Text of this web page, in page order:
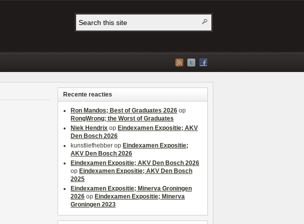
Recente reacties
Ron Mandos; Best of Graduates 2026 op
RongWrong; the Worst of Graduates
Niek Hendrix op Eindexamen Expositie; AKV
Den Bosch 2026
kunstliefhebber op Eindexamen Expositie;
AKV Den Bosch 2026
Eindexamen Expositie; AKV Den Bosch 2026
op Eindexamen Expositie; AKV Den Bosch
2025
Eindexamen Expositie; Minerva Groningen
2026 op Eindexamen Expositie; Minerva
Groningen 2023